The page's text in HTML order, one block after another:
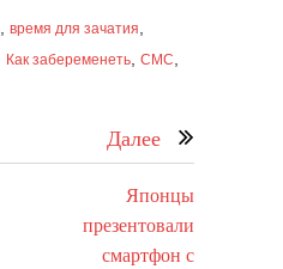
время для зачатия
Как забеременеть СМС
Далее
Японцы
презентовали
смартфон с